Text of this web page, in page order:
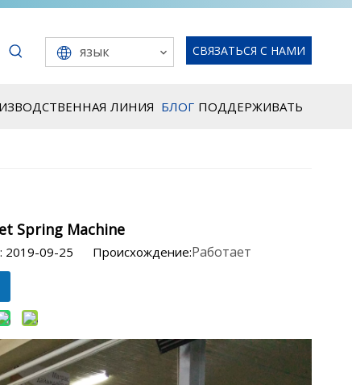
язык СВЯЗАТЬСЯ С НАМИ
ЛИНИЯ БЛОГ ПОДДЕРЖИВАТЬ
Spring Machine
2019-09-25 Происхождение:Работает